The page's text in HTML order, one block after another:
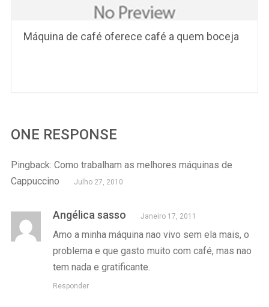
Máquina de café oferece café a quem boceja
ONE RESPONSE
Pingback: Como trabalham as melhores máquinas de
Cappuccino
Julho 27, 2010
Angélica sasso Janeiro 17, 2011
Amo a minha máquina nao vivo sem ela mais, o
problema e que gasto muito com café, mas nao
tem nada e gratificante.
Responder